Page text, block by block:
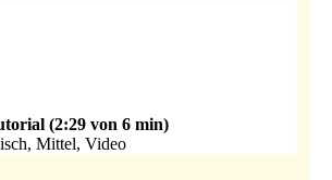
(2:29 von 6 min)
Mittel, Video